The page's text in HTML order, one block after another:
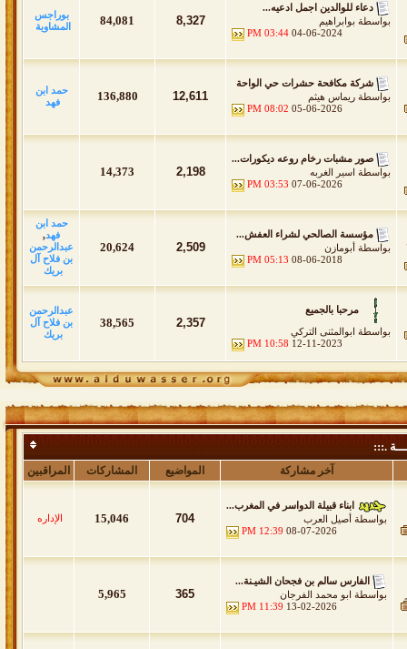
دعاء للوالدين اجمل ادعيه...
بواسطة بوابراهيم
04-06-2024
03:44 PM
8,327
84,081
بوراجس
المشاوية
شركة مكافحة حشرات حي الواحة
بواسطة ريماس هيثم
05-06-2026
08:02 PM
12,611
136,880
حمد ابن
فهد
صور مشبات رخام روعه ديكورات...
بواسطة اسير الغربه
07-06-2026
03:53 PM
2,198
14,373
مؤسسة الصالحي لشراء العفش...
بواسطة أبومازن
08-06-2018
05:13 PM
2,509
20,624
حمد ابن
فهد,
عبدالرحمن
بن فلاح آل
بريك
مرحبا بالجميع
بواسطة ابوالمثنى التركي
12-11-2023
10:58 PM
2,357
38,565
عبدالرحمن
بن فلاح آل
بريك
.:::
آخر مشاركة المواضيع المشاركات المراقبين
ابناء قبيلة الدواسر في المغرب...
بواسطة أصيل العرب
08-07-2026
12:39 PM
704
15,046 الإداره
الفارس سالم بن فجحان الشيـنة...
بواسطة ابو محمد الفرجان
13-02-2026
11:39 PM
365
5,965